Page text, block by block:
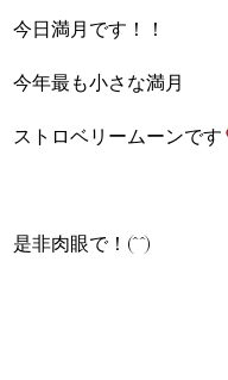
今日満月です！！
今年最も小さな満月
ストロベリームーンです
是非肉眼で！(^^)